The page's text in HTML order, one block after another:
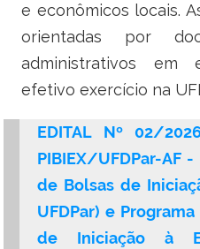
e econômicos locais.
orientadas por
administrativos em
efetivo exercício na
EDITAL Nº 02/
PIBIEX/UFDPar-AF
de Bolsas de
UFDPar) e
de Iniciação à